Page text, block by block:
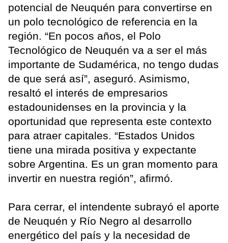
potencial de Neuquén para convertirse en
un polo tecnológico de referencia en la
región. “En pocos años, el Polo
Tecnológico de Neuquén va a ser el más
importante de Sudamérica, no tengo dudas
de que será así”, aseguró. Asimismo,
resaltó el interés de empresarios
estadounidenses en la provincia y la
oportunidad que representa este contexto
para atraer capitales. “Estados Unidos
tiene una mirada positiva y expectante
sobre Argentina. Es un gran momento para
invertir en nuestra región”, afirmó.
Para cerrar, el intendente subrayó el aporte
de Neuquén y Río Negro al desarrollo
energético del país y la necesidad de